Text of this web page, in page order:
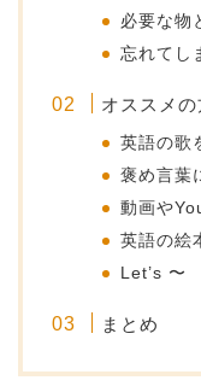
必要な物
忘れてし
オススメ
英語の歌
褒め言葉
動画や
英語の絵
Let’s 〜
まとめ